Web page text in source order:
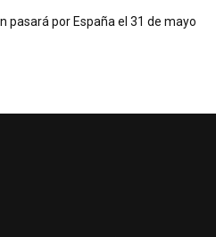
pasará por España el 31 de mayo